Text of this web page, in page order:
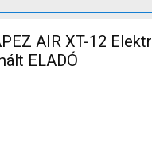
AIR XT-12
ELADÓ